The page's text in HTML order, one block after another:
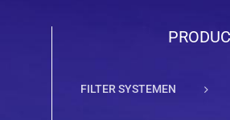
FILTER SYSTEMEN